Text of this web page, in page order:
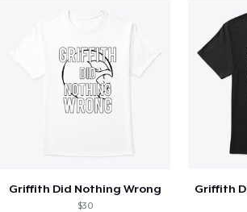
Griffith Did Nothing Wrong
$30